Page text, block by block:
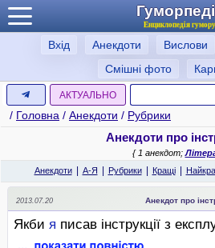
Енциклопедія гумору
Вхід Анекдоти Вислови
Смішні фото
АКТУАЛЬНО
/ Головна / Анекдоти / Рубрики
Анекдоти про
{ 1 анекдот;
Анекдоти
А-Я Рубрики Кращі
2013.07.20 Анекдот про
Якби я писав інструкції з